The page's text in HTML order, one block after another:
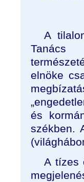
A
Tanács
elnöke
és
székben.
A tízes